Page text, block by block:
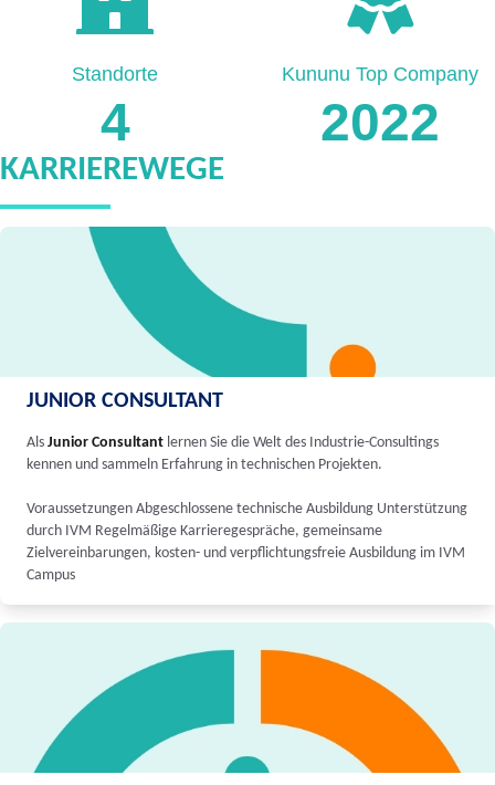
4
Standorte
2022
Kununu Top Company
KARRIEREWEGE
JUNIOR CONSULTANT
Als Junior Consultant lernen Sie die Welt des Industrie-Consultings
kennen und sammeln Erfahrung in technischen Projekten.
Voraussetzungen Abgeschlossene technische Ausbildung Unterstützung
durch IVM Regelmäßige Karrieregespräche, gemeinsame
Zielvereinbarungen, kosten- und verpflichtungsfreie Ausbildung im IVM
Campus